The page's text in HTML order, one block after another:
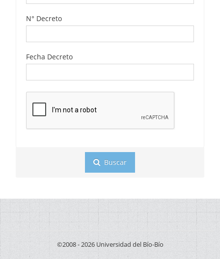
N° Decreto
Fecha Decreto
Buscar
©2008 - 2026 Universidad del Bío-Bío